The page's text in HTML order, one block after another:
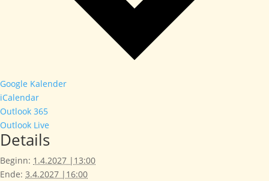
Google Kalender
iCalendar
Outlook 365
Outlook Live
Details
Beginn: 1.4.2027 |13:00
Ende: 3.4.2027 |16:00